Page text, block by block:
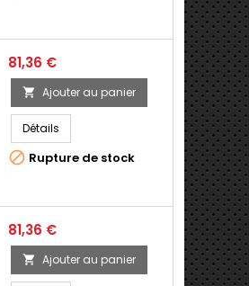
Prix
81,36 €
 Ajouter au panier
Détails
 Rupture de stock
Prix
81,36 €
 Ajouter au panier